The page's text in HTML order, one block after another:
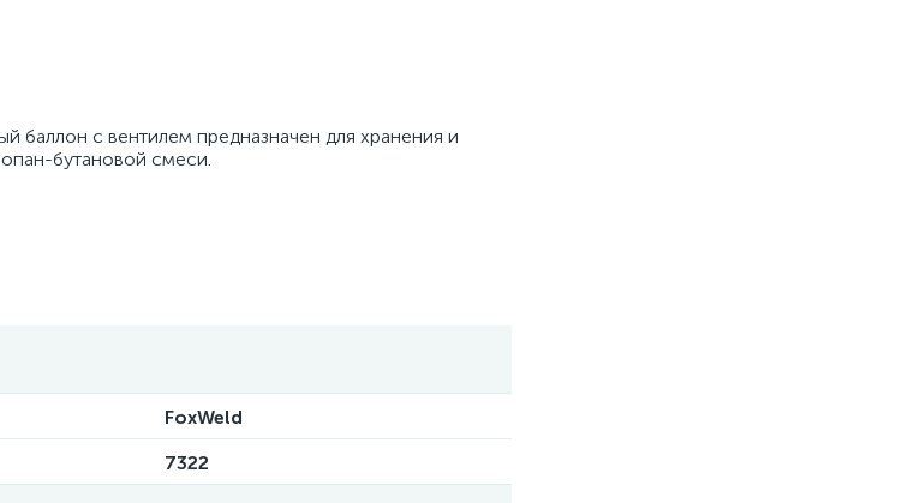
баллон с вентилем предназначен для хранения и
бутановой смеси.
FoxWeld
7322